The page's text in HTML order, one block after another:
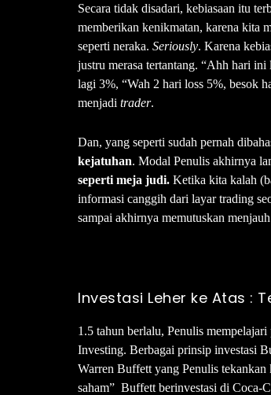
Secara tidak disadari, kebiasaan itu
memberikan kenikmatan, karena kita
seperti neraka. Seriously. Karena
justru merasa tertantang. “Ahh hari
lagi 3%, “Wah 2 hari loss 5%, besok
menjadi trader.
Dan, yang seperti sudah pernah
kejatuhan. Modal Penulis akhirnya
seperti meja judi. Ketika kita kalah
informasi canggih dari layar trading
sampai akhirnya memutuskan
Investasi Leher ke Atas :
1.5 tahun berlalu, Penulis
Investing. Berbagai prinsip investasi
Warren Buffett yang Penulis
saham” Buffett berinvestasi di Coca-